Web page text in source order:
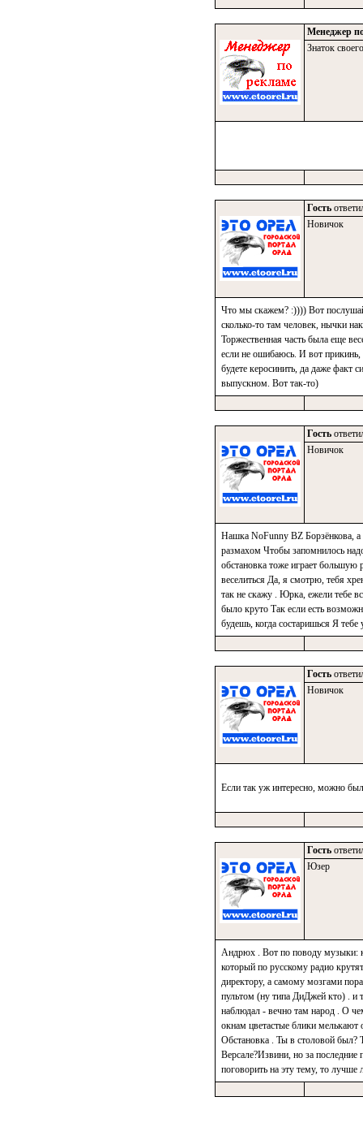
Менеджер
Знаток
Гость
Новичок
Что мы скажем? :)))) Вот
сколько-то там человек, нычки
Торжественная часть была еще
если не ошибаюсь. И вот прикинь,
будете керосинить, да даже факт
выпускном. Вот так-то)
Гость
Новичок
Нашка NoFunny BZ Борзёнкова, а
размахом Чтобы запомнилось
обстановка тоже играет большую
веселиться Да, я смотрю, тебя
так не скажу . Юрка, ежели тебе
было круто Так если есть
будешь, когда состаришься Я
Гость
Новичок
Если так уж интересно, можно
Гость
Юзер
Андрюх . Вот по поводу музыки:
который по русскому радио
директору, а самому мозгами
пультом (ну типа ДиДжей кто) . и
наблюдал - вечно там народ . О
окнам цветастые блики
Обстановка . Ты в столовой был?
Версале?Извини, но за
поговорить на эту тему, то лучше